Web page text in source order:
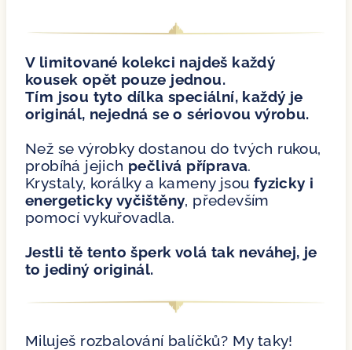
V limitované kolekci najdeš každý
kousek opět pouze jednou.
Tím jsou tyto dílka speciální, každý je
originál, nejedná se o sériovou výrobu.
Než se výrobky dostanou do tvých rukou,
probíhá jejich pečlivá příprava.
Krystaly, korálky a kameny jsou fyzicky i
energeticky vyčištěny, především
pomocí vykuřovadla.
Jestli tě tento šperk volá tak neváhej, je
to jediný originál.
Miluješ rozbalování balíčků? My taky!